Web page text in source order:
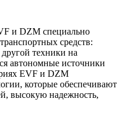
и DZM специально
средств:
техники на
автономные источники
EVF и DZM
которые обеспечивают
высокую надежность,